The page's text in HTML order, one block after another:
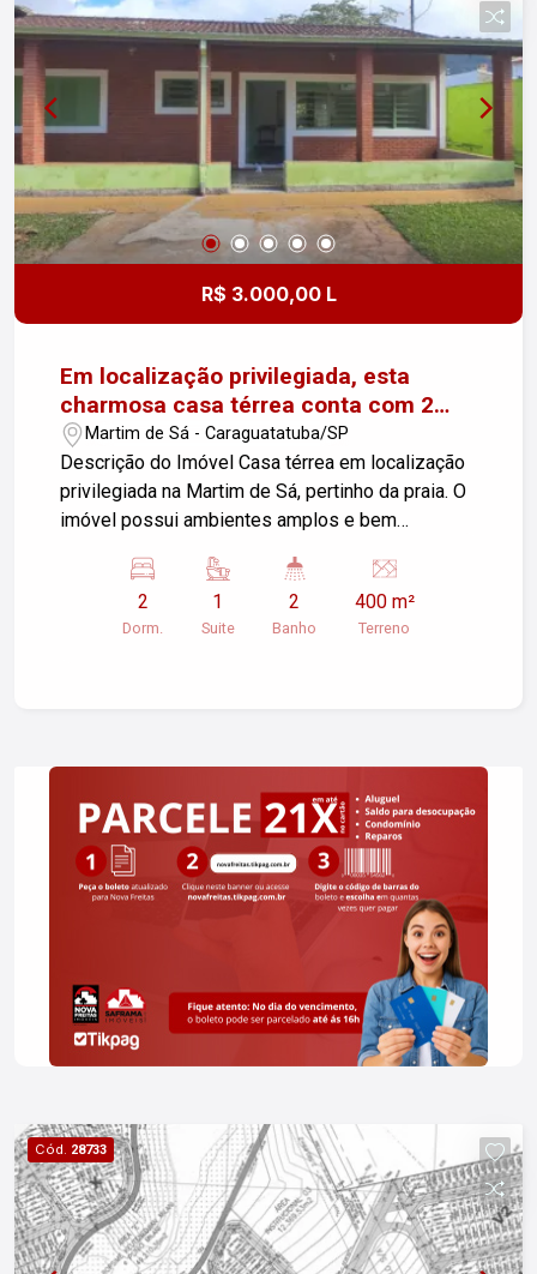
R$ 3.000,00 L
Em localização privilegiada, esta
charmosa casa térrea conta com 2
dormitórios e está situada em uma das
regiões mais procuradas de
Caraguatatuba, próxima à praia.
Martim de Sá - Caraguatatuba/SP
Descrição do Imóvel Casa térrea em localização
privilegiada na Martim de Sá, pertinho da praia. O
imóvel possui ambientes amplos e bem
banheiros e sala espaçosa. Conta ainda com
cozinha ampla e dormitórios com armários em
alvenaria. A casa recebe sol pela manhã e à tarde,
Seguro Fiança. Não aceita pet.
2
Dorm.
1
Suite
2
Banho
400 m²
Terreno
Cód. 28733